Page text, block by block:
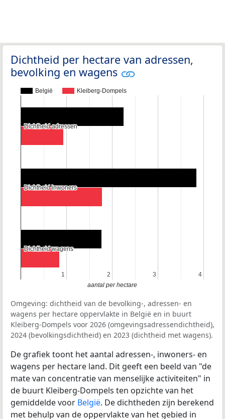
Dichtheid per hectare van adressen,
bevolking en wagens
België Kleiberg-Dompels
1
1 2
2 3
3 4
4
Dichtheid adressen
Dichtheid adressen
Dichtheid inwoners
Dichtheid inwoners
Dichtheid wagens
Dichtheid wagens
aantal per hectare
Omgeving: dichtheid van de bevolking-, adressen- en
wagens per hectare oppervlakte in België en in buurt
Kleiberg-Dompels voor 2026 (omgevingsadressendichtheid),
2024 (bevolkingsdichtheid) en 2023 (dichtheid met wagens).
De grafiek toont het aantal adressen-, inwoners- en
wagens per hectare land. Dit geeft een beeld van "de
mate van concentratie van menselijke activiteiten" in
de buurt Kleiberg-Dompels ten opzichte van het
gemiddelde voor België. De dichtheden zijn berekend
met behulp van de oppervlakte van het gebied in